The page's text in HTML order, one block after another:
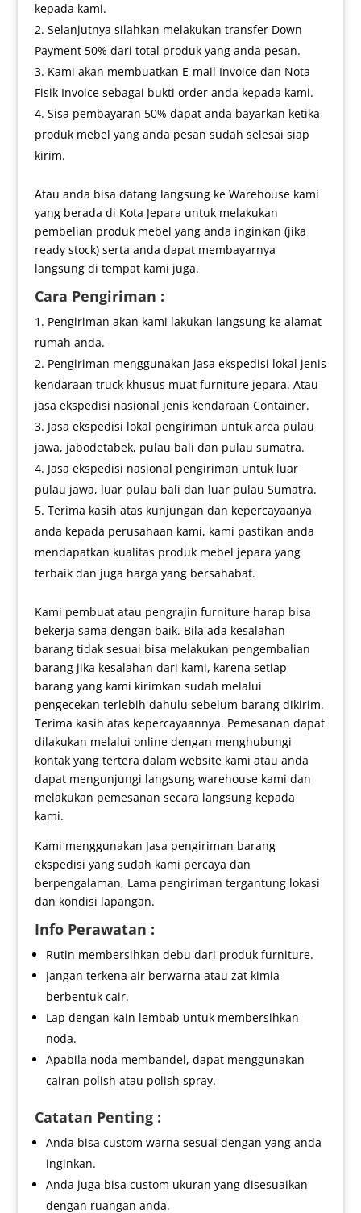
kepada kami.
Selanjutnya silahkan melakukan transfer Down
Payment 50% dari total produk yang anda pesan.
Kami akan membuatkan E-mail Invoice dan Nota
Fisik Invoice sebagai bukti order anda kepada kami.
Sisa pembayaran 50% dapat anda bayarkan ketika
produk mebel yang anda pesan sudah selesai siap
kirim.
Atau anda bisa datang langsung ke Warehouse kami
yang berada di Kota Jepara untuk melakukan
pembelian produk mebel yang anda inginkan (jika
ready stock) serta anda dapat membayarnya
langsung di tempat kami juga.
Cara Pengiriman :
Pengiriman akan kami lakukan langsung ke alamat
rumah anda.
Pengiriman menggunakan jasa ekspedisi lokal jenis
kendaraan truck khusus muat furniture jepara. Atau
jasa ekspedisi nasional jenis kendaraan Container.
Jasa ekspedisi lokal pengiriman untuk area pulau
jawa, jabodetabek, pulau bali dan pulau sumatra.
Jasa ekspedisi nasional pengiriman untuk luar
pulau jawa, luar pulau bali dan luar pulau Sumatra.
Terima kasih atas kunjungan dan kepercayaanya
anda kepada perusahaan kami, kami pastikan anda
mendapatkan kualitas produk mebel jepara yang
terbaik dan juga harga yang bersahabat.
Kami pembuat atau pengrajin furniture harap bisa
bekerja sama dengan baik. Bila ada kesalahan
barang tidak sesuai bisa melakukan pengembalian
barang jika kesalahan dari kami, karena setiap
barang yang kami kirimkan sudah melalui
pengecekan terlebih dahulu sebelum barang dikirim.
Terima kasih atas kepercayaannya. Pemesanan dapat
dilakukan melalui online dengan menghubungi
kontak yang tertera dalam website kami atau anda
dapat mengunjungi langsung warehouse kami dan
melakukan pemesanan secara langsung kepada
kami.
Kami menggunakan Jasa pengiriman barang
ekspedisi yang sudah kami percaya dan
berpengalaman, Lama pengiriman tergantung lokasi
dan kondisi lapangan.
Info Perawatan :
Rutin membersihkan debu dari produk furniture.
Jangan terkena air berwarna atau zat kimia
berbentuk cair.
Lap dengan kain lembab untuk membersihkan
noda.
Apabila noda membandel, dapat menggunakan
cairan polish atau polish spray.
Catatan Penting :
Anda bisa custom warna sesuai dengan yang anda
inginkan.
Anda juga bisa custom ukuran yang disesuaikan
dengan ruangan anda.